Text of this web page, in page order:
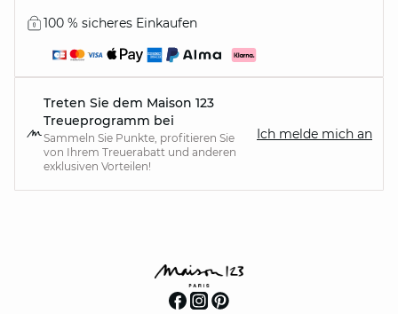
100 % sicheres Einkaufen
Treten Sie dem Maison 123
Treueprogramm bei
Sammeln Sie Punkte, profitieren Sie
von Ihrem Treuerabatt und anderen
exklusiven Vorteilen!
Ich melde mich an